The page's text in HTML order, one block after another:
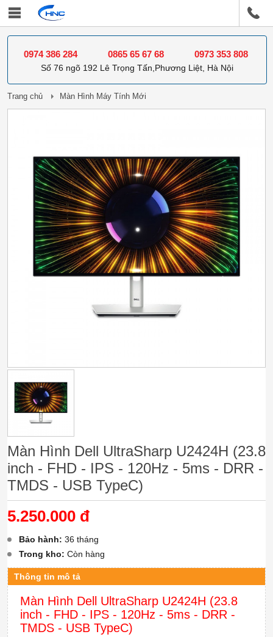
0974 386 284 0865 65 67 68 0973 353 808
Số 76 ngõ 192 Lê Trọng Tấn,Phương Liệt, Hà Nội
Trang chủ Màn Hình Máy Tính Mới
Màn Hình Dell UltraSharp U2424H (23.8
inch - FHD - IPS - 120Hz - 5ms - DRR -
TMDS - USB TypeC)
5.250.000 đ
Bảo hành: 36 tháng
Trong kho: Còn hàng
Thông tin mô tả
Màn Hình Dell UltraSharp U2424H (23.8
inch - FHD - IPS - 120Hz - 5ms - DRR -
TMDS - USB TypeC)